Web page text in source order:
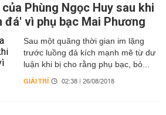
Phùng Ngọc Huy sau khi
đá' vì phụ bạc Mai Phương
Sau một quãng thời gian im lặng
trước luồng đả kích mạnh mẽ từ dư
luận khi bị cho rằng phụ bạc, bỏ...
GIẢI TRÍ 02:38 | 26/08/2018